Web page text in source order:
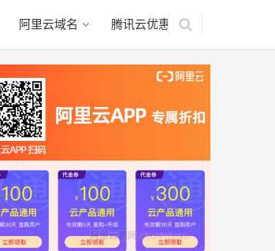
阿里云域名 腾讯云优惠